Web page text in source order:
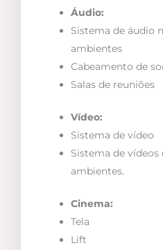
Áudio:
Sistema de áudio
ambientes
Cabeamento de
Salas de reuniões
Vídeo:
Sistema de vídeo
Sistema de
ambientes.
Cinema:
Tela
Lift